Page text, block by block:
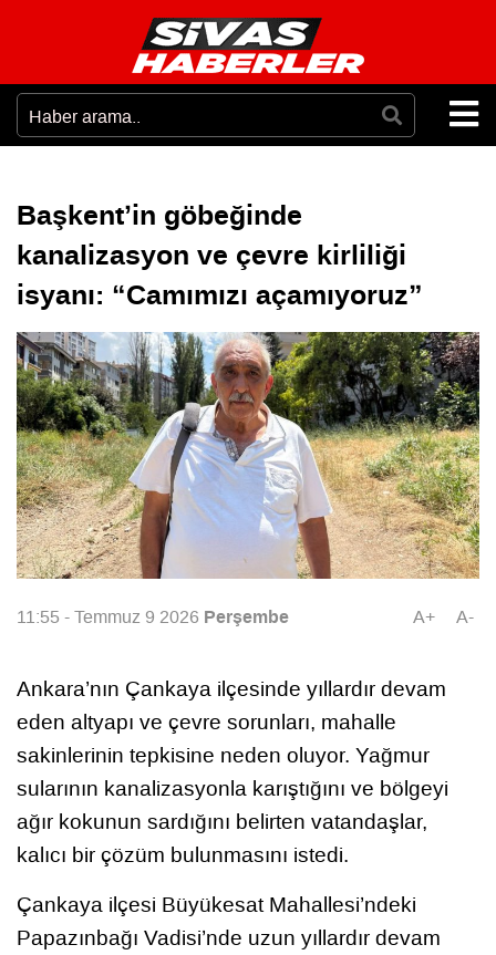
Başkent’in göbeğinde
kanalizasyon ve çevre kirliliği
isyanı: “Camımızı açamıyoruz”
11:55 - Temmuz 9 2026 Perşembe A+ A-
Ankara’nın Çankaya ilçesinde yıllardır devam
eden altyapı ve çevre sorunları, mahalle
sakinlerinin tepkisine neden oluyor. Yağmur
sularının kanalizasyonla karıştığını ve bölgeyi
ağır kokunun sardığını belirten vatandaşlar,
kalıcı bir çözüm bulunmasını istedi.
Çankaya ilçesi Büyükesat Mahallesi’ndeki
Papazınbağı Vadisi’nde uzun yıllardır devam